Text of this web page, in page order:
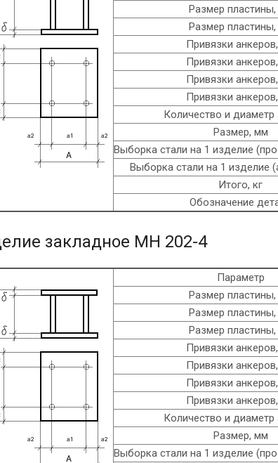
Размер
Размер
Привязки
Привязки
Привязки
Привязки
Количество и диаметр
Размер, мм
Выборка стали на 1 изделие
Выборка стали на 1 изделие
Итого, кг
Обозначение
закладное МН 202-4
Параметр
Размер
Размер
Размер
Привязки
Привязки
Привязки
Привязки
Количество и диаметр
Размер, мм
Выборка стали на 1 изделие